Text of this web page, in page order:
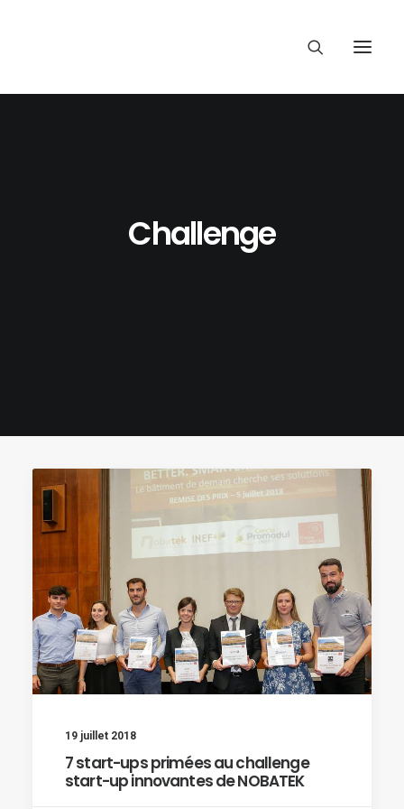
Challenge
19 juillet 2018
7 start-ups primées au challenge
start-up innovantes de NOBATEK